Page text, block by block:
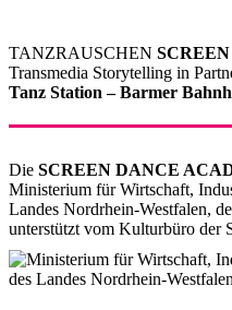
TANZRAUSCHEN
Transmedia Storytelling in
Tanz Station – Barmer
Die SCREEN DANCE
Ministerium für Wirtschaft,
Landes Nordrhein-Westfalen,
unterstützt vom Kulturbüro der